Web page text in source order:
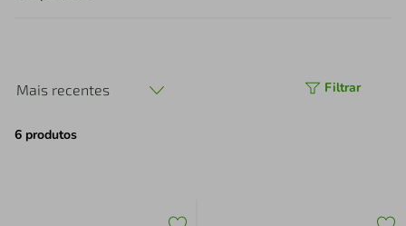
Mais recentes Filtrar
6 produtos
perfume
4º air fryer